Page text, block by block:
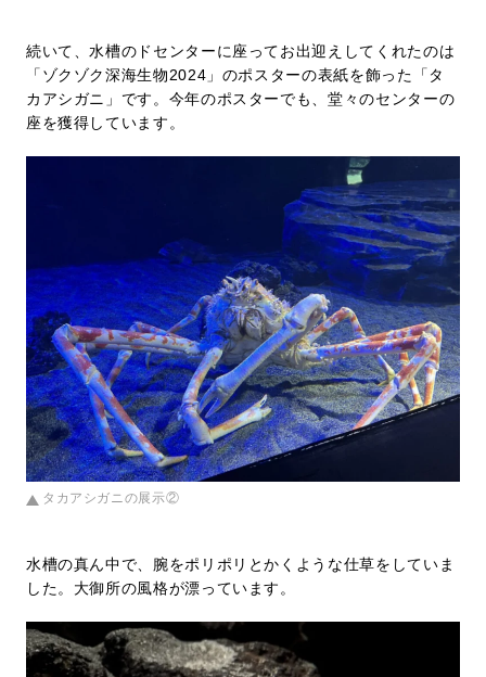
続いて、水槽のドセンターに座ってお出迎えしてくれたのは
「ゾクゾク深海生物2024」のポスターの表紙を飾った「タ
カアシガニ」です。今年のポスターでも、堂々のセンターの
座を獲得しています。
タカアシガニの展示②
水槽の真ん中で、腕をポリポリとかくような仕草をしていま
した。大御所の風格が漂っています。